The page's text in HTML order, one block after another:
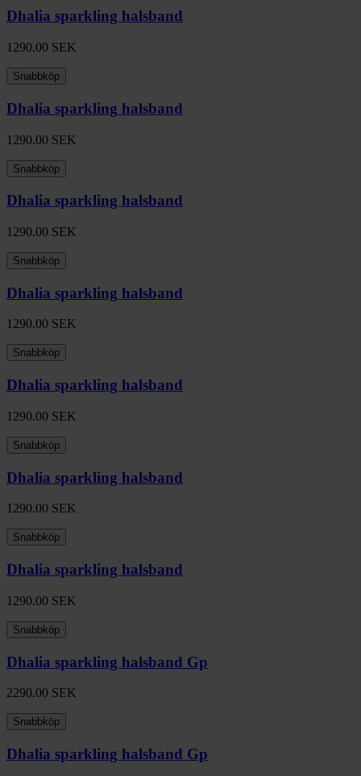
Dhalia sparkling halsband
1290.00 SEK
Snabbköp
Dhalia sparkling halsband
1290.00 SEK
Snabbköp
Dhalia sparkling halsband
1290.00 SEK
Snabbköp
Dhalia sparkling halsband
1290.00 SEK
Snabbköp
Dhalia sparkling halsband
1290.00 SEK
Snabbköp
Dhalia sparkling halsband
1290.00 SEK
Snabbköp
Dhalia sparkling halsband
1290.00 SEK
Snabbköp
Dhalia sparkling halsband Gp
2290.00 SEK
Snabbköp
Dhalia sparkling halsband Gp